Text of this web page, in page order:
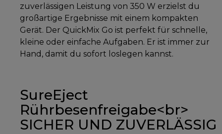
zuverlässigen Leistung von 350 W erzielst du
großartige Ergebnisse mit einem kompakten
Gerät. Der QuickMix Go ist perfekt für schnelle,
kleine oder einfache Aufgaben. Er ist immer zur
Hand, damit du sofort loslegen kannst.
SureEject
Rührbesenfreigabe<br>
SICHER UND ZUVERLÄSSIG